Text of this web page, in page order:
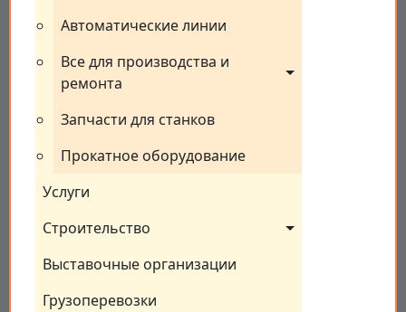
Автоматические линии
Все для производства и
ремонта
Запчасти для станков
Прокатное оборудование
Услуги
Строительство
Выставочные организации
Грузоперевозки